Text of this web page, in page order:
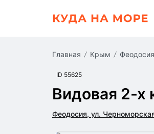
Главная Крым Феодосия
ID 55625
Видовая 2-х
Феодосия, ул.